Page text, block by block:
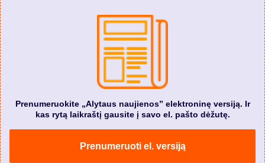
Prenumeruokite „Alytaus naujienos” elektroninę versiją. Ir
kas rytą laikraštį gausite į savo el. pašto dėžutę.
Prenumeruoti el. versiją